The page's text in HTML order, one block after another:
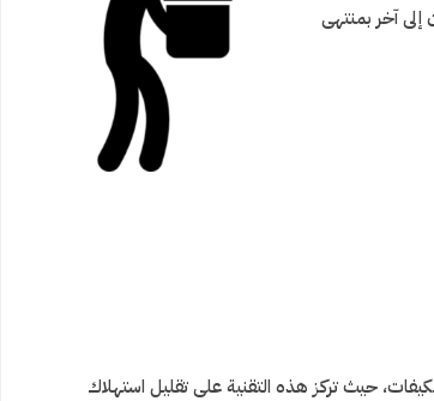
آخر بمنتهى
حيث تركز هذه التقنية على تقليل استهلاك